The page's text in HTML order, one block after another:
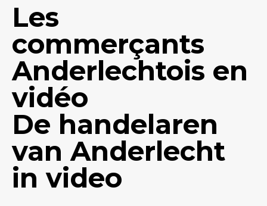
Les
commerçants
Anderlechtois en
vidéo
De handelaren
van Anderlecht
in video